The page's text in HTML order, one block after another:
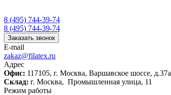
8 (495) 744-39-74
8 (495) 744-39-74
Заказать звонок
E-mail
zakaz@filatex.ru
Адрес
Офис: 117105, г. Москва, Варшавское шоссе, д.37а
Склад: г. Москва, Промышленная улица, 11
Режим работы